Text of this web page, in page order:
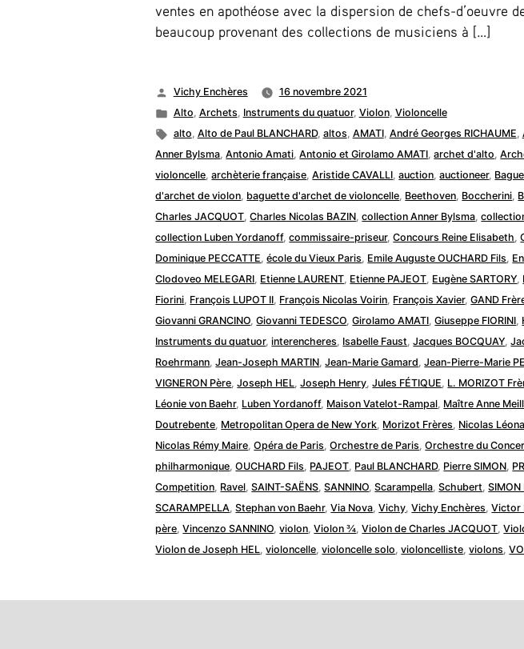
ventes en apothéose avec la dispersion de chefs-d’oeuvre
beaucoup provenant des collections de musiciens à […]
Publié
par
Vichy Enchères
16 novembre 2021
Publié
dans
Alto, Archets, Instruments du quatuor, Violon, Violoncelle
Étiquettes :
alto, Alto de Paul BLANCHARD, altos, AMATI, André Georges RICHAUME,
Anner Bylsma,Antonio Amati,Antonio et Girolamo AMATI,archet d'alto,
violoncelle,archèterie française,Aristide CAVALLI,auction,auctioneer,
d'archet de violon, baguette d'archet de violoncelle, Beethoven, Boccherini,
Charles JACQUOT,Charles Nicolas BAZIN,collection Anner Bylsma,
collection Luben Yordanoff,commissaire-priseur,Concours Reine Elisabeth,
Dominique PECCATTE,école du Vieux Paris, Emile Auguste OUCHARD Fils,
Clodoveo MELEGARI, Etienne LAURENT, Etienne PAJEOT, Eugène SARTORY,
Fiorini, François LUPOT II, François Nicolas Voirin, François Xavier,GAND
Giovanni GRANCINO,Giovanni TEDESCO,Girolamo AMATI,Giuseppe FIORINI,
Instruments du quatuor,interencheres, Isabelle Faust,Jacques BOCQUAY,
Roehrmann,Jean-Joseph MARTIN,Jean-Marie Gamard,Jean-Pierre-Marie
VIGNERON Père,Joseph HEL,Joseph Henry,Jules FÉTIQUE, L. MORIZOT
Léonie von Baehr, Luben Yordanoff, Maison Vatelot-Rampal, Maître Anne
Doutrebente, Metropolitan Opera de New York, Morizot Frères, Nicolas
Nicolas Rémy Maire,Opéra de Paris,Orchestre de Paris,Orchestre du
philharmonique,OUCHARD Fils, PAJEOT, Paul BLANCHARD, Pierre SIMON,
Competition, Ravel,SAINT-SAËNS,SANNINO,Scarampella,Schubert,SIMON
SCARAMPELLA,Stephan von Baehr,Via Nova,Vichy,Vichy Enchères,Victor
père,Vincenzo SANNINO,violon,Violon ¾,Violon de Charles JACQUOT,
Violon de Joseph HEL,violoncelle,violoncelle solo,violoncelliste,violons,